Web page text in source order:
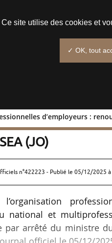
d’employeurs :
(JO)
n°422223 - Publié le 05/12/2025 à
national et
par arrêté du ministre
Ce site utilise des cookies et
✓ OK, tout